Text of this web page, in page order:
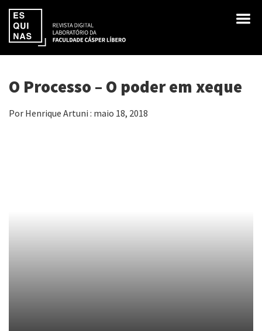
O Processo – O poder em xeque
Por Henrique Artuni : maio 18, 2018